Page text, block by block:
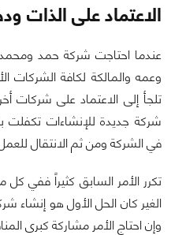
الاعتماد على الذات
عندما احتاجت شركة حمد
وعمه والمالكة لكافة الشركات
تلجأ إلى الاعتماد على شركات
شركة جديدة للإنشاءات تكفلت
في الشركة ومن ثم الانتقال
تكرر الأمر السابق كثيراً ففي كل
الغير كان الحل الأول هو إنشاء
وإن احتاج الأمر مشاركة كبرى